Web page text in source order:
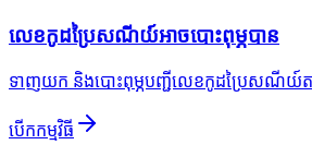
លេខកូដប្រៃសណីយ៍អាចបោះពុម្ភបាន
ទាញយក និងបោះពុម្ភបញ្ជីលេខកូដប្រៃសណីយ៍
បើកកម្មវិធី